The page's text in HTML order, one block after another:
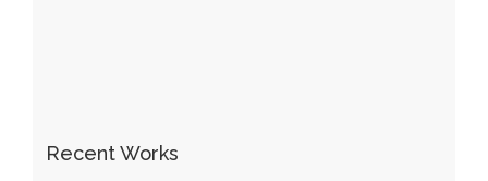
Recent Works